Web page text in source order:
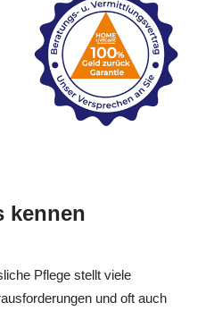
kennen
Pflege stellt viele
und oft auch